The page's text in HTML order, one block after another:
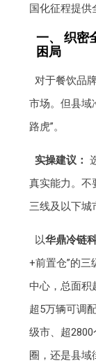
国化征程提供
一、 织密
困局
对于餐饮品
市场。但县域
路虎”。
实操建议：
真实能力。不
三线及以下城
以华鼎冷链
+前置仓”的
中心，总面积
超5万辆可调
级市、超
圈，还是县域